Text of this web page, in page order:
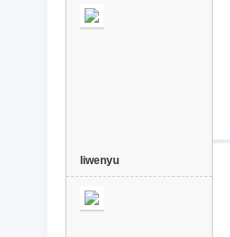
liwenyu